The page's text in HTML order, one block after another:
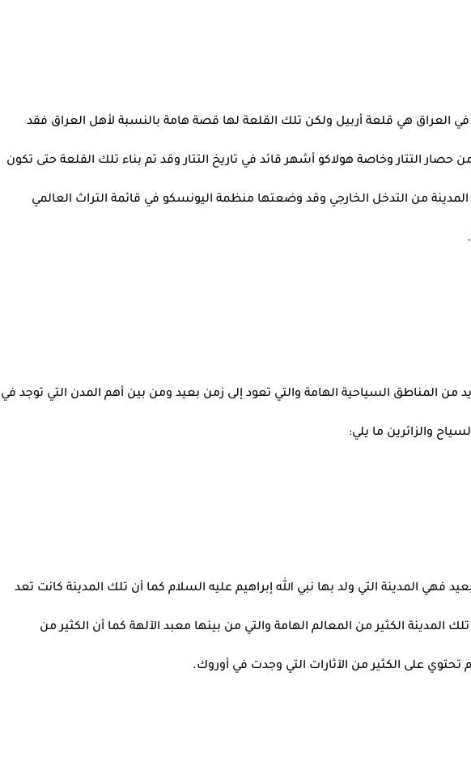
في العراق هي قلعة أربيل ولكن تلك القلعة لها قصة هامة بالنسبة لأهل العراق فقد
التتار وخاصة هولاكو أشهر قائد في تاريخ التتار وقد تم بناء تلك القلعة حتى تكون
من التدخل الخارجي وقد وضعتها منظمة اليونسكو في قائمة التراث العالمي
من المناطق السياحية الهامة والتي تعود إلى زمن بعيد ومن بين أهم المدن التي توجد في
والزائرين ما يلي:
فهي المدينة التي ولد بها نبي الله إبراهيم عليه السلام كما أن تلك المدينة كانت تعد
المدينة الكثير من المعالم الهامة والتي من بينها معبد الآلهة كما أن الكثير من
تحتوي على الكثير من الآثارات التي وجدت في أوروك.